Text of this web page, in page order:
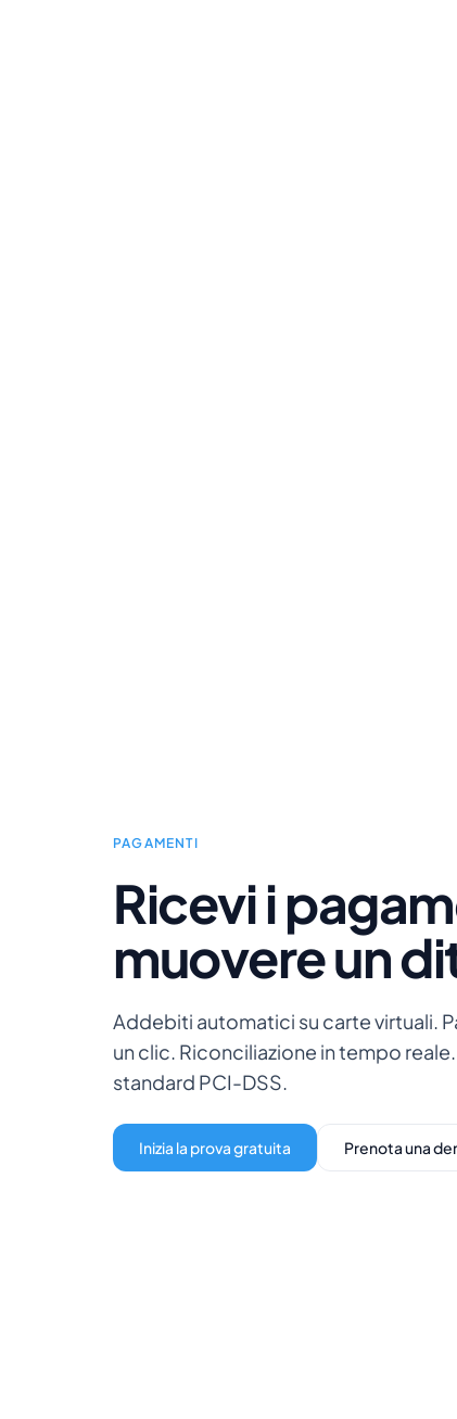
PAGAMENTI
Ricevi i
muovere un
Addebiti automatici su carte virtuali.
un clic. Riconciliazione in tempo
standard PCI-DSS.
Inizia la prova gratuita Prenota una